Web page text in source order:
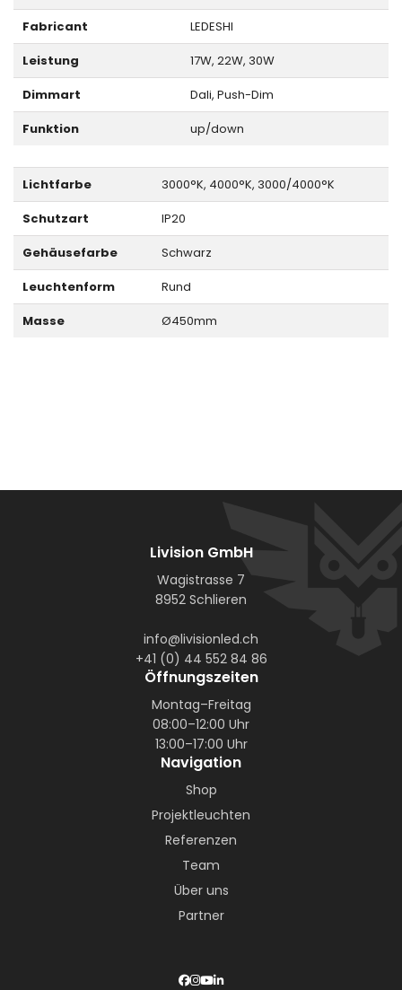
Fabricant
LEDESHI
Leistung
17W, 22W, 30W
Dimmart
Dali, Push-Dim
Funktion
up/down
Lichtfarbe
3000°K, 4000°K, 3000/4000°K
Schutzart
IP20
Gehäusefarbe
Schwarz
Leuchtenform
Rund
Masse
Ø450mm
Livision GmbH
Wagistrasse 7
8952 Schlieren
info@livisionled.ch
+41 (0) 44 552 84 86
Öffnungszeiten
Montag–Freitag
08:00–12:00 Uhr
13:00–17:00 Uhr
Navigation
Shop
Projektleuchten
Referenzen
Team
Über uns
Partner